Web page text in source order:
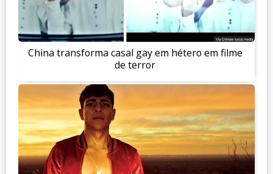
China transforma casal gay em hétero em filme
de terror